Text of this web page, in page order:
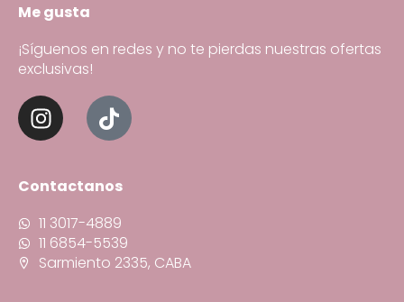
Me gusta
¡Síguenos en redes y no te pierdas nuestras ofertas
exclusivas!
Contactanos
11 3017-4889
11 6854-5539
Sarmiento 2335, CABA